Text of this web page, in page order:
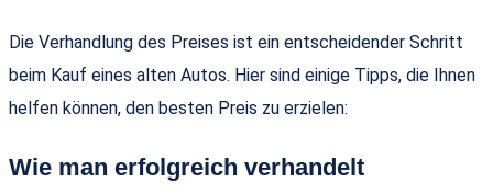
Die Verhandlung des Preises ist ein entscheidender Schritt
beim Kauf eines alten Autos. Hier sind einige Tipps, die Ihnen
helfen können, den besten Preis zu erzielen:
Wie man erfolgreich verhandelt